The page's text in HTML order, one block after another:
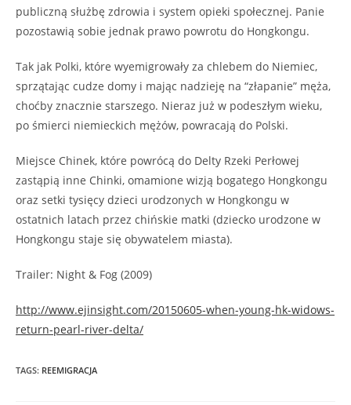
publiczną służbę zdrowia i system opieki społecznej. Panie
pozostawią sobie jednak prawo powrotu do Hongkongu.
Tak jak Polki, które wyemigrowały za chlebem do Niemiec,
sprzątając cudze domy i mając nadzieję na “złapanie” męża,
choćby znacznie starszego. Nieraz już w podeszłym wieku,
po śmierci niemieckich mężów, powracają do Polski.
Miejsce Chinek, które powrócą do Delty Rzeki Perłowej
zastąpią inne Chinki, omamione wizją bogatego Hongkongu
oraz setki tysięcy dzieci urodzonych w Hongkongu w
ostatnich latach przez chińskie matki (dziecko urodzone w
Hongkongu staje się obywatelem miasta).
Trailer: Night & Fog (2009)
http://www.ejinsight.com/20150605-when-young-hk-widows-
return-pearl-river-delta/
TAGS: REEMIGRACJA